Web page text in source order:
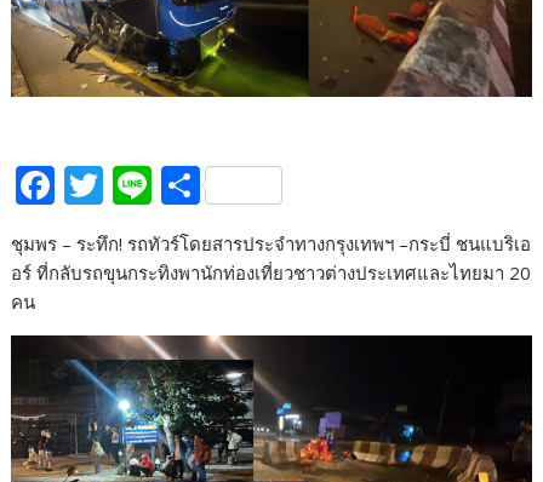
F
e
o
o
k
T
w
itt
er
Li
n
e
S
ar
ชุมพร – ระทึก! รถทัวร์โดยสารประจำทางกรุงเทพฯ –กระบี่ ชนแบริเอ
อร์ ที่กลับรถขุนกระทิงพานักท่องเที่ยวชาวต่างประเทศและไทยมา 20
คน